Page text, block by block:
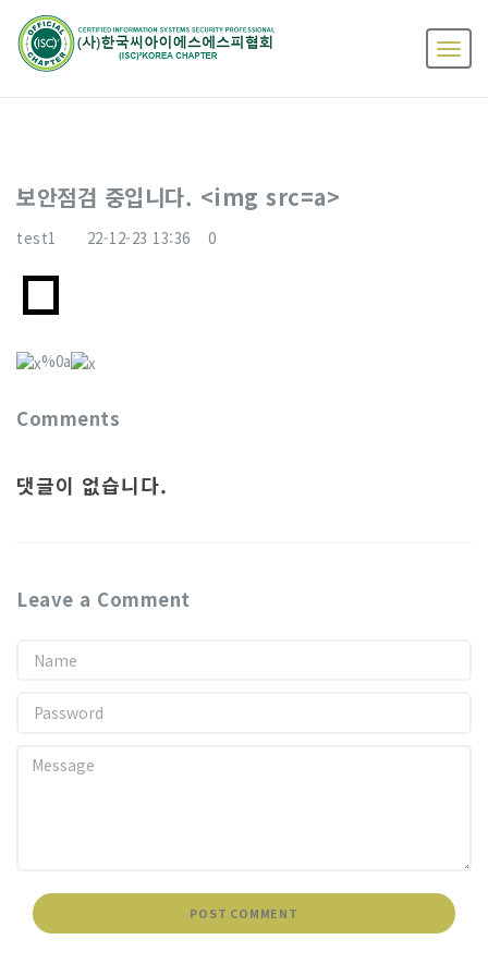
보안점검 중입니다. <img src=a>
test1 22-12-23 13:36 0
%0a
Comments
댓글이 없습니다.
Leave a Comment